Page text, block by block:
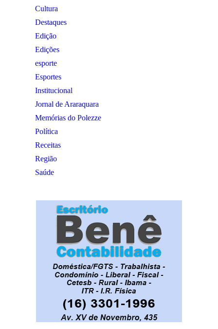
Cultura
Destaques
Edição
Edições
esporte
Esportes
Institucional
Jornal de Araraquara
Memórias do Polezze
Política
Receitas
Região
Saúde